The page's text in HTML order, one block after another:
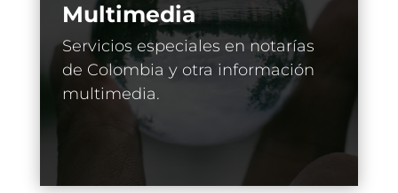
Multimedia
Servicios especiales en notarías
de Colombia y otra información
multimedia.